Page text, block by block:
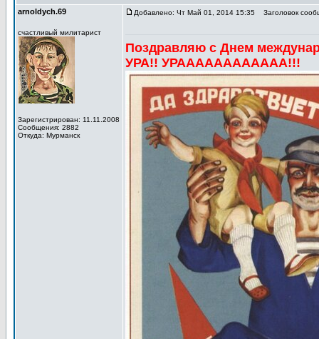
arnoldych.69
счастливый милитарист
Зарегистрирован: 11.11.2008
Сообщения: 2882
Откуда: Мурманск
Добавлено: Чт Май 01, 2014 15:35 Заголовок
Поздравляю с Днем
УРА!! УРАААААААААААА!!!